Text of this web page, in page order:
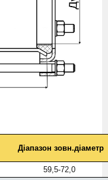
Діапазон зовн.діаметр
59,5-72,0